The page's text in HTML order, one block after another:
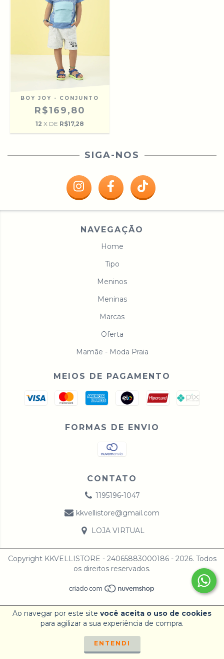
Ao navegar por este site você aceita o uso de cookies
para agilizar a sua experiência de compra.
ENTENDI
BOY JOY - CONJUNTO
R$169,80
12 X DE R$17,28
SIGA-NOS
NAVEGAÇÃO
Home
Tipo
Meninos
Meninas
Marcas
Oferta
Mamãe - Moda Praia
MEIOS DE PAGAMENTO
FORMAS DE ENVIO
CONTATO
1195196-1047
kkvellistore@gmail.com
LOJA VIRTUAL
Copyright KKVELLISTORE - 24065883000186 - 2026. Todos
os direitos reservados.